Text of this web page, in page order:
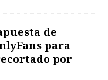
de
para
por